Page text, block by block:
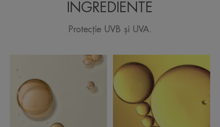
INGREDIENTE
Protecție UVB și UVA.